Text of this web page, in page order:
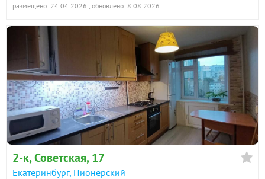
размещено: 24.04.2026 , обновлено: 8.08.2026
2-к, Советская, 17
Екатеринбург, Пионерский